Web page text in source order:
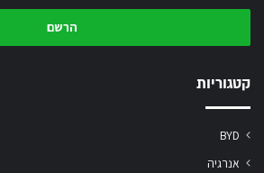
כתובת
שלך
קטגוריות
BYD
אנרגיה